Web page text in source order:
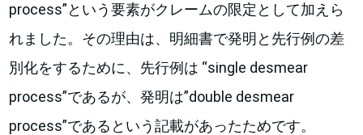
process”という要素がクレームの限定として加えら
れました。その理由は、明細書で発明と先行例の差
別化をするために、先行例は “single desmear
process”であるが、発明は”double desmear
process”であるという記載があったためです。